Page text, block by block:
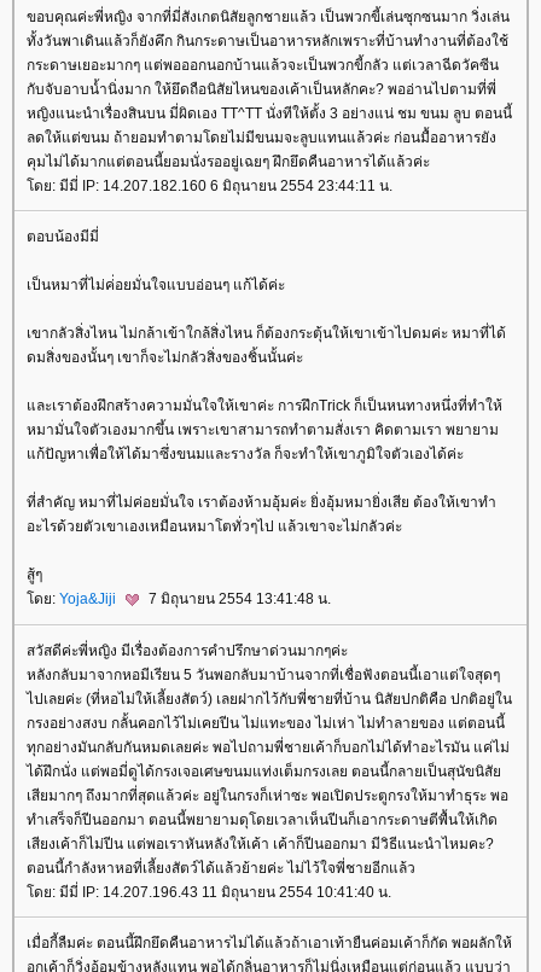
ขอบคุณค่ะพี่หญิง จากที่มี่สังเกตนิสัยลูกชายแล้ว เป็นพวกขี้เล่นซุกซนมาก วิ่งเล่น
ทั้งวันพาเดินแล้วก็ยังคึก กินกระดาษเป็นอาหารหลักเพราะที่บ้านทำงานที่ต้องใช้
กระดาษเยอะมากๆ แต่พอออกนอกบ้านแล้วจะเป็นพวกขี้กลัว แต่เวลาฉีดวัคซีน
กับจับอาบน้ำนิ่งมาก ให้ยึดถือนิสัยไหนของเค้าเป็นหลักคะ? พออ่านไปตามที่พี่
หญิงแนะนำเรื่องสินบน มี่ผิดเอง TT^TT นั่งทีให้ตั้ง 3 อย่างแน่ ชม ขนม ลูบ ตอนนี้
ลดให้แต่ขนม ถ้ายอมทำตามโดยไม่มีขนมจะลูบแทนแล้วค่ะ ก่อนมื้ออาหารยัง
คุมไม่ได้มากแต่ตอนนี้ยอมนั่งรออยู่เฉยๆ ฝึกยึดคืนอาหารได้แล้วค่ะ
ดย: มีมี่ IP: 14.207.182.160 6 มิถุนายน 2554 23:44:11 น.
ตอบน้องมีมี่
เป็นหมาที่ไม่ค่่อยมั่นใจแบบอ่อนๆ แก้ได้ค่ะ
เขากลัวสิ่งไหน ไม่กล้าเข้าใกล้สิ่งไหน ก็ต้องกระตุ้นให้เขาเข้าไปดมค่ะ หมาที่ได้
ดมสิ่งของนั้นๆ เขาก็จะไม่กลัวสิ่งของชิ้นนั้นค่ะ
ละเราต้องฝึกสร้างความมั่นใจให้เขาค่ะ การฝึกTrick ก็เป็นหนทางหนึ่งที่ทำให้
หมามั่นใจตัวเองมากขึ้น เพราะเขาสามารถทำตามสั่งเรา คิดตามเรา พยายาม
ก้ปัญหาเพื่อให้ได้มาซึ่งขนมและรางวัล ก็จะทำให้เขาภูมิใจตัวเองได้ค่ะ
ที่สำคัญ หมาที่ไม่ค่อยมั่นใจ เราต้องห้ามอุ้มค่ะ ยิ่งอุ้มหมายิ่งเสีย ต้องให้เขาทำ
อะไรด้วยตัวเขาเองเหมือนหมาโตทั่วๆไป แล้วเขาจะไม่กลัวค่ะ
สู้ๆ
ดย: Yoja&Jiji 7 มิถุนายน 2554 13:41:48 น.
สวัสดีค่ะพี่หญิง มีเรื่องต้องการคำปรึกษาด่วนมากๆค่ะ
หลังกลับมาจากหอมีเรียน 5 วันพอกลับมาบ้านจากที่เชื่อฟังตอนนี้เอาแต่ใจสุดๆ
ไปเลยค่ะ (ที่หอไม่ให้เลี้ยงสัตว์) เลยฝากไว้กับพี่ชายที่บ้าน นิสัยปกติคือ ปกติอยู่ใน
กรงอย่างสงบ กลั้นคอกไว้ไม่เคยปีน ไม่แทะของ ไม่เห่า ไม่ทำลายของ แต่ตอนนี้
ทุกอย่างมันกลับกันหมดเลยค่ะ พอไปถามพี่ชายเค้าก็บอกไม่ได้ทำอะไรมัน แค่ไม่
ได้ฝึกนั่ง แต่พอมี่ดูได้กรงเจอเศษขนมแท่งเต็มกรงเลย ตอนนี้กลายเป็นสุนัขนิสั
เสียมากๆ ถึงมากที่สุดแล้วค่ะ อยู่ในกรงก็เห่าซะ พอเปิดประตูกรงให้มาทำธุระ พอ
ทำเสร็จก็ปีนออกมา ตอนนี้พยายามดุโดยเวลาเห็นปีนก็เอากระดาษตีพื้นให้เกิด
เสียงเค้าก็ไม่ปีน แต่พอเราหันหลังให้เค้า เค้าก็ปีนออกมา มีวิธีแนะนำไหมคะ?
ตอนนี้กำลังหาหอที่เลี้ยงสัตว์ได้แล้วย้ายค่ะ ไม่ไว้ใจพี่ชายอีกแล้ว
ดย: มีมี่ IP: 14.207.196.43 11 มิถุนายน 2554 10:41:40 น.
เมื่อกี้ลืมค่ะ ตอนนี้ฝึกยึดคืนอาหารไม่ได้แล้วถ้าเอาเท้ายืนค่อมเค้าก็กัด พอผลักให้
อกเค้าก็วิ่งอ้อมข้างหลังแทน พอได้กลิ่นอาหารก็ไม่นิ่งเหมือนแต่ก่อนแล้ว แบบว่า